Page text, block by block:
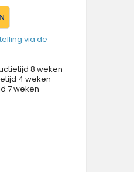
via de
8 weken
4 weken
7 weken